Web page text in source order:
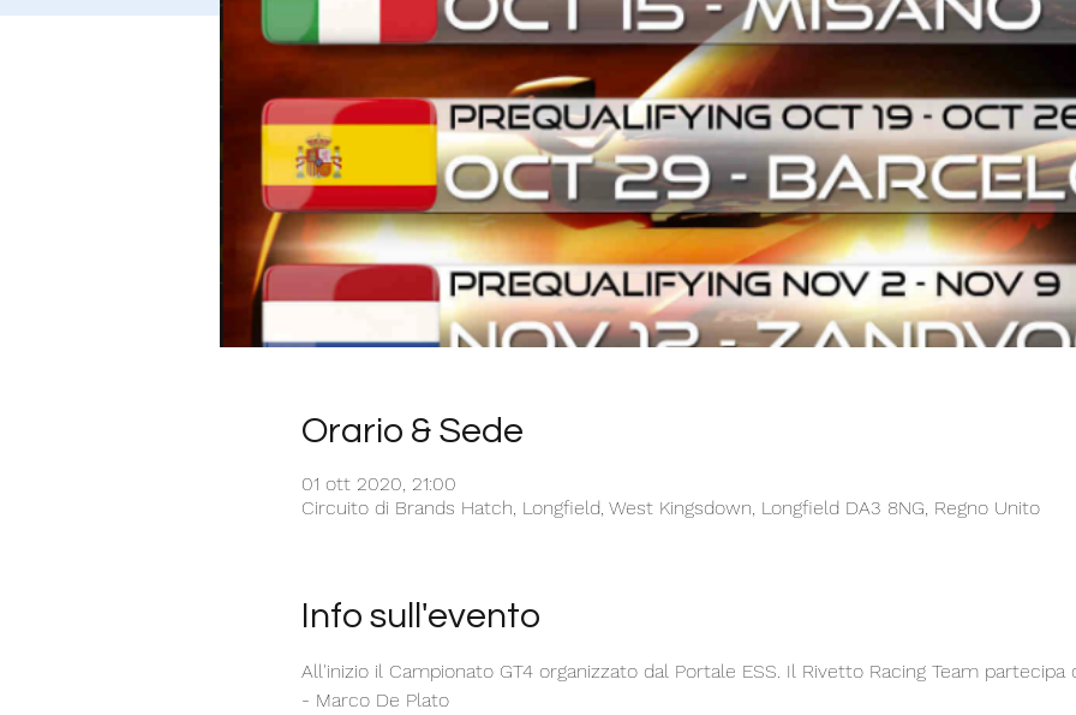
Orario & Sede
01 ott 2020, 21:00
Circuito di Brands Hatch, Longfield, West Kingsdown, Longfield DA3 8NG, Regno Unito
Info sull'evento
All'inizio il Campionato GT4 organizzato dal Portale ESS. Il Rivetto Racing Team partecipa
- Marco De Plato